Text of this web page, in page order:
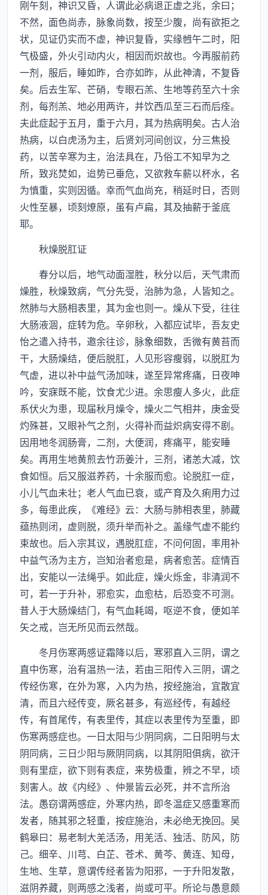
刚午刻，神识又昏，人谓此必病退正虚之兆，余曰；
不然，面色尚赤，脉象尚数，按至少腹，尚有欲拒之
状，见证仍实而不虚，神识复昏，实缘乸午二时，阳
气极盛，外火引动内火，相因而炽故也。今再服前药
一剂，服后，睡如昨，合亦如昨，从此神清，不复昏
矣。后去生军、芒硝，专眼石羔、生地等药至六十余
剂，每剂羔、地必用两许，并饮西瓜至三石而后痊。
夫此症起于五月，重于六月，其为热病明矣。古人治
热病，以白虎汤为主，后贤刘河间创议，分三焦投
药，以苦辛寒为主，治法具在，乃俗工不知早为之
所，致兆焚如，迨势已垂危，又欲救车薪以杯水，名
为慎重，实则因循。幸而气血尚充，稍延时日，否则
火性至暴，顷刻燎原，虽有卢扁，其及抽薪于釜底
耶。
秋燥脱肛证
春分以后，地气动面湿胜，秋分以后，天气肃而
燥胜，秋燥致病，气分先受，治肺为急，人皆知之。
然肺与大肠相表里，其为金也则一。燥从下受，往往
大肠液涸，症转为危。辛卵秋，入都应试毕，吾友史
怡之遣入持书，邀余往诊，脉象细数，舌微有黄苔而
干，大肠燥结，便后脱肛，人见形容瘦弱，以脱肛为
气虚，进以补中益气汤加味，遂至异常疼痛，日夜呻
吟，安寐既不能，饮食尤少进。余思瘦人多火，此症
系伏火为患，现届秋月燥令，燥火二气相井，庚金受
灼殊甚，又眼补气之剂，火得补而益炽病安得不剧。
因用地冬润肠膏，二剂，大便润，疼痛平，能安睡
矣。再用生地黄煎去竹沥姜汁，三剂，诸恙大减，饮
食如恒。后又服滋养药，十余服而愈。论脱肛一症，
小儿气血未壮；老人气血已衰，或产育及久痢用力过
多，每患此疾，《难经》云：大肠与肺相表里，肺藏
蕴热则闭，虚则脱，须升举而补之。盖缘气虚不能约
束故也。后入宗其议，遇脱肛症，不问何固，率用补
中益气汤为主方，岂知治者愈是，病者愈苦。症情百
出，安能以一法绳乎。如此症，燥火烁金，非清润不
可，若一于升补，邪愈实，血愈枯，后恐变不可测。
昔人于大肠燥结门，有气血耗竭，呕逆不食，便如羊
矢之戒，岂无所见而云然哉。
冬月伤寒两感证霜降以后，寒邪直入三阴，谓之
直中伤寒，治有温热一法，若由三阳传入三阴，谓之
传经伤寒，在外为寒，入内为热，按经施治，宜散宜
清，而且六经传变，厥名甚多，有巡经传，有越经
传，有首尾传，有表里传，其症以表里传为至重，即
伤寒两感症也。一日太阳与少阴同病，二日阳明与太
阴同病，三日少阳与厥阴同病，以其阴阳俱病，欲汗
则有里症，欲下则有表症，来势极重，辨之不早，顷
刻害人。故《内经》、仲景皆云必死，并不言所治
法。愚窃谓两感症，外寒内热，即冬温症又感重寒而
发者，随其邪之轻重，按症施治，未必绝无挽回。吴
鹤皋曰：易老制大羌活汤，用羌活、独活、防风，防
己。细辛、川芎、白芷、苍术、黄芩、黄连、知母，
生地、生草，意谓传经者皆为阳邪，一于升阳发散，
滋阴养藏，则两感之浅者，尚或可平。所论与愚意颇